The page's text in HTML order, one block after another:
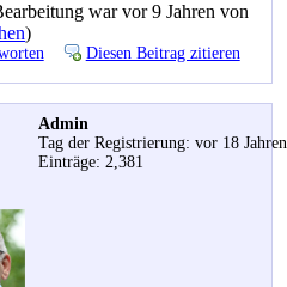
war vor 9 Jahren von
)
Diesen Beitrag zitieren
Admin
Tag der Registrierung: vor 18 Jahren
Einträge: 2,381